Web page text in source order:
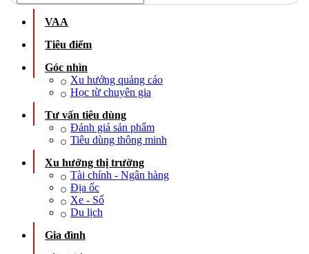
VAA
Tiêu điểm
Góc nhìn
Xu hướng quảng cáo
Học từ chuyên gia
Tư vấn tiêu dùng
Đánh giá sản phẩm
Tiêu dùng thông minh
Xu hướng thị trường
Tài chính - Ngân hàng
Địa ốc
Xe - Số
Du lịch
Gia đình